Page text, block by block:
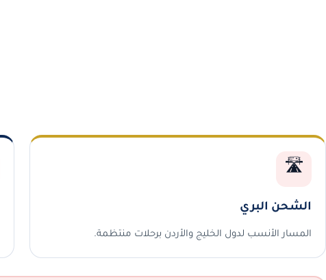
🛣️
الشحن البري
المسار الأنسب لدول الخليج والأردن برحلات منتظمة.